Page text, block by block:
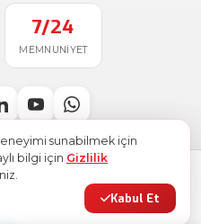
7/24
MEMNUNIYET
. Tüm hakları saklıdır.
ile üretildi
Site Haritası
sunabilmek için
bilgi için Gizlilik
Kabul Et